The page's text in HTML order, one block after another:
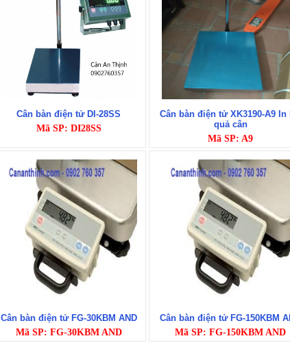
Cân bàn điện tử DI-28SS
Mã SP: DI28SS
Cân bàn điện tử XK3190-A9 In
quả cân
Mã SP: A9
Cân bàn điện tử FG-30KBM AND
Mã SP: FG-30KBM AND
Cân bàn điện tử FG-150KBM
Mã SP: FG-150KBM AND